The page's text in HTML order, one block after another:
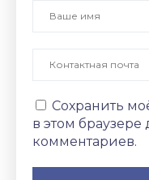
Сохранить
в этом
комментариев.